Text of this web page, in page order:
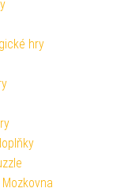
hry